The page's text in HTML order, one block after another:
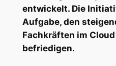
entwickelt. Die
Aufgabe, den
Fachkräften im
befriedigen.